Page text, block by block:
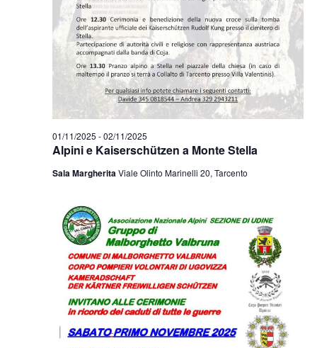
Alpini e Kaiserschützen a Monte Stella
01/11/2025 -02/11/2025
Sala MargheritaViale Olinto Marinelli 20, Tarcento